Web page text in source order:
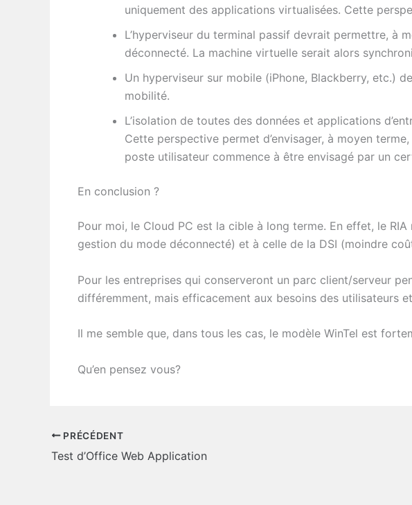
uniquement des applications virtualisées. Cette
L’hyperviseur du terminal passif devrait permettre, à
déconnecté. La machine virtuelle serait alors
Un hyperviseur sur mobile (iPhone, Blackberry, etc.)
mobilité.
L’isolation de toutes des données et applications
Cette perspective permet d’envisager, à moyen
poste utilisateur commence à être envisagé par un
En conclusion ?
Pour moi, le Cloud PC est la cible à long terme. En effet, le
gestion du mode déconnecté) et à celle de la DSI (moindre
Pour les entreprises qui conserveront un parc client/serveur
différemment, mais efficacement aux besoins des utilisateurs
Il me semble que, dans tous les cas, le modèle WinTel est
Qu’en pensez vous?
PRÉCÉDENT
Test d’Office Web Application